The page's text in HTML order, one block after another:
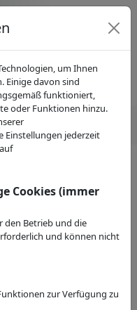
Tech in
um Ihnen
Einige davon sind
funktioniert,
oder Funktionen hinzu.
Einstellungen jederzeit
Cookies (immer
den Betrieb und die
und können nicht
zur Verfügung zu